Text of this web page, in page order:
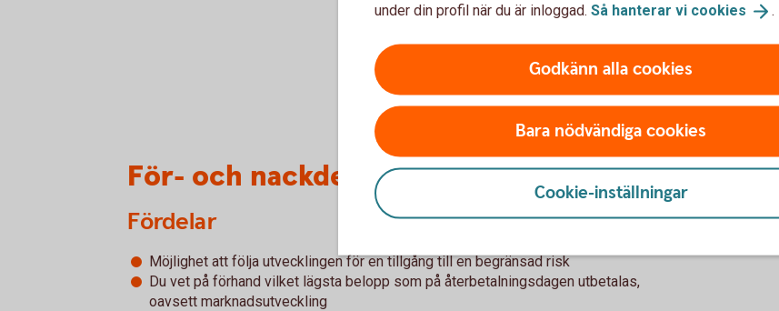
hela eller delar av beloppet gå förlorat.
För- och nackdelar med SPAX Nu
Fördelar
Möjlighet att följa utvecklingen för en tillgång till en begränsad risk
Du vet på förhand vilket lägsta belopp som på återbetalningsdagen utbetalas,
oavsett marknadsutveckling
under din profil när du är inloggad. Så hanterar vi cookies .
Godkänn alla cookies
Bara nödvändiga cookies
Cookie-inställningar